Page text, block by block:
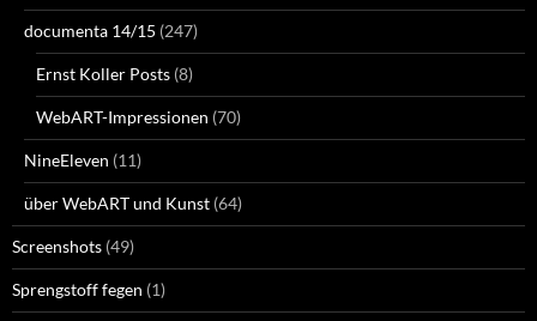
documenta 14/15 (247)
Ernst Koller Posts (8)
WebART-Impressionen (70)
NineEleven (11)
über WebART und Kunst (64)
Screenshots (49)
Sprengstoff fegen (1)